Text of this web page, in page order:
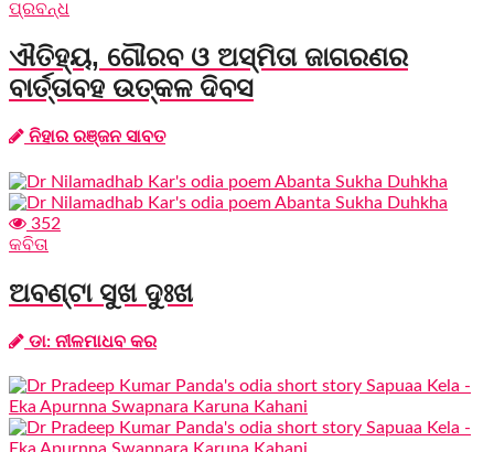
ପ୍ରବନ୍ଧ
ଐତିହ୍ୟ, ଗୌରବ ଓ ଅସ୍ମିତା ଜାଗରଣର
ବାର୍ତ୍ତାବହ ଉତ୍କଳ ଦିବସ
ନିହାର ରଞ୍ଜନ ସାବତ
352
କବିତା
ଅବଣ୍ଟା ସୁଖ ଦୁଃଖ
ଡା: ନୀଳମାଧବ କର